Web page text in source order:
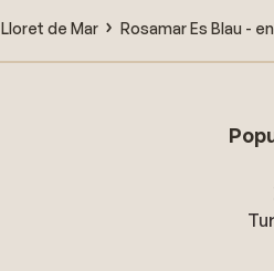
Lloret de Mar Rosamar Es Blau -